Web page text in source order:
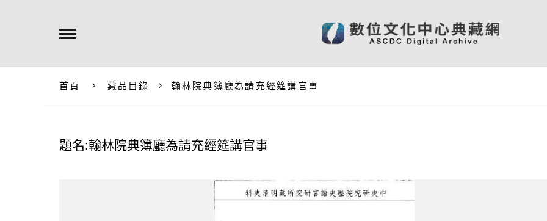
首頁 藏品目錄 翰林院典簿廳為請充經筵講官事
題名:翰林院典簿廳為請充經筵講官事